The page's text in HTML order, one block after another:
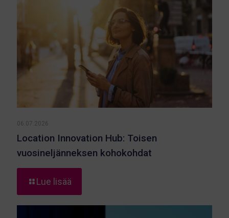
06.07.2026
Location Innovation Hub: Toisen
vuosineljänneksen kohokohdat
Lue lisää
Location